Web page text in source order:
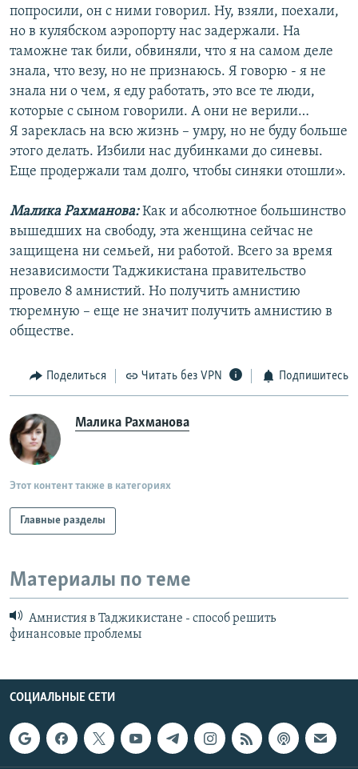
попросили, он с ними говорил. Ну, взяли, поехали,
но в кулябском аэропорту нас задержали. На
таможне так били, обвиняли, что я на самом деле
знала, что везу, но не признаюсь. Я говорю - я не
знала ни о чем, я еду работать, это все те люди,
которые с сыном говорили. А они не верили…
Я зареклась на всю жизнь – умру, но не буду больше
этого делать. Избили нас дубинками до синевы.
Еще продержали там долго, чтобы синяки отошли».
Малика Рахманова:Как и абсолютное большинство
вышедших на свободу, эта женщина сейчас не
защищена ни семьей, ни работой. Всего за время
независимости Таджикистана правительство
провело 8 амнистий. Но получить амнистию
тюремную – еще не значит получить амнистию в
обществе.
Поделиться Читать без VPN Подпишитесь
Малика Рахманова
Этот контент также в категориях
Главные разделы
Материалы по теме
Амнистия в Таджикистане - способ решить
финансовые проблемы
СОЦИАЛЬНЫЕ СЕТИ